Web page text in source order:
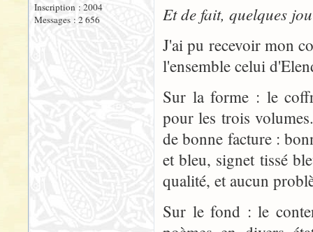
Inscription : 2004
Messages : 2 656
Et de fait, quelques
J'ai pu recevoir mon
l'ensemble celui
Sur la forme : le
pour les trois
de bonne facture :
et bleu, signet tissé
qualité, et aucun
Sur le fond : le